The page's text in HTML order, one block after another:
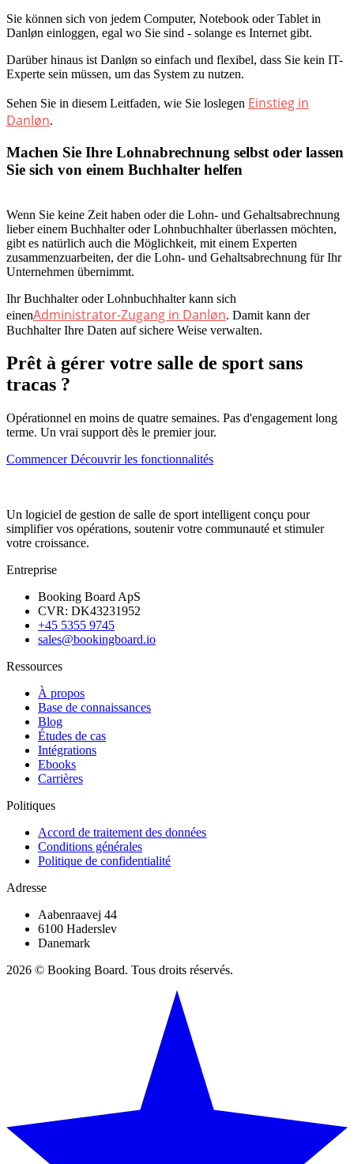
Sie können sich von jedem Computer, Notebook oder Tablet in
Danløn einloggen, egal wo Sie sind - solange es Internet gibt.
Darüber hinaus ist Danløn so einfach und flexibel, dass Sie kein IT-
Experte sein müssen, um das System zu nutzen.
Sehen Sie in diesem Leitfaden, wie Sie loslegen Einstieg in
Danløn.
Machen Sie Ihre Lohnabrechnung selbst oder lassen
Sie sich von einem Buchhalter helfen
Wenn Sie keine Zeit haben oder die Lohn- und Gehaltsabrechnung
lieber einem Buchhalter oder Lohnbuchhalter überlassen möchten,
gibt es natürlich auch die Möglichkeit, mit einem Experten
zusammenzuarbeiten, der die Lohn- und Gehaltsabrechnung für Ihr
Unternehmen übernimmt.
Ihr Buchhalter oder Lohnbuchhalter kann sich
einenAdministrator-Zugang in Danløn. Damit kann der
Buchhalter Ihre Daten auf sichere Weise verwalten.
Prêt à gérer votre salle de sport sans
tracas ?
Opérationnel en moins de quatre semaines. Pas d'engagement long
terme. Un vrai support dès le premier jour.
CommencerDécouvrir les fonctionnalités
Un logiciel de gestion de salle de sport intelligent conçu pour
simplifier vos opérations, soutenir votre communauté et stimuler
votre croissance.
Entreprise
Booking Board ApS
CVR: DK43231952
+45 5355 9745
sales@bookingboard.io
Ressources
À propos
Base de connaissances
Blog
Études de cas
Intégrations
Ebooks
Carrières
Politiques
Accord de traitement des données
Conditions générales
Politique de confidentialité
Adresse
Aabenraavej 44
6100 Haderslev
Danemark
2026 © Booking Board. Tous droits réservés.